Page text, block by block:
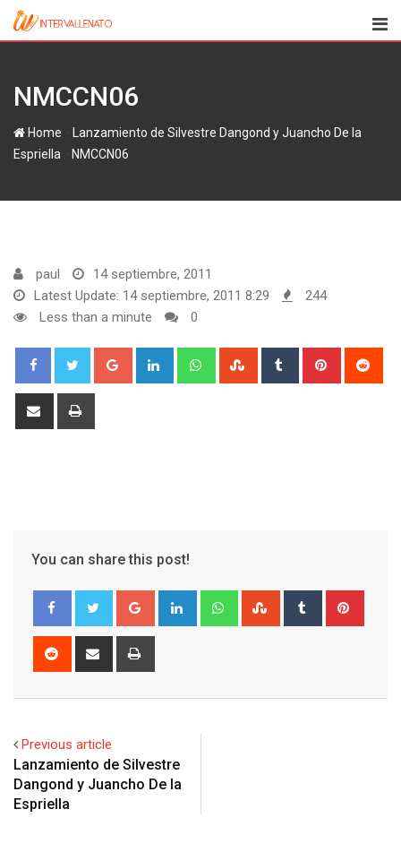
Skip
NMCCN06
Home
Lanzamiento de Silvestre Dangond y Juancho De la
Espriella
NMCCN06
paul
14 septiembre, 2011
Latest Update: 14 septiembre, 2011 8:29
244
Less than a minute
0
Google+ LinkedIn WhatsappStumbleUpon
Tumblr Pinterest
Share
You can share this post!
Google+ LinkedIn WhatsappStumbleUpon
Tumblr
Reddit
Share
Previous article
Lanzamiento de Silvestre
Dangond y Juancho De la
Espriella